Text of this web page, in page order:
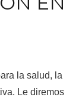
la salud, la
Le diremos